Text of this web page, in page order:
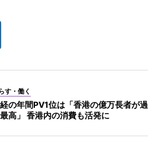
す・働く
の年間PV1位は「香港の億万長者が過
高」 香港内の消費も活発に